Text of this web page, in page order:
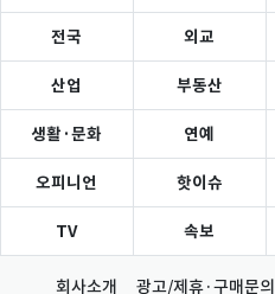
전국 외교
산업 부동산
생활·문화 연예
오피니언 핫이슈
TV 속보
회사소개 광고/제휴·구매문의